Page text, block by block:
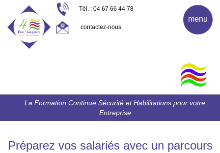
Tél. : 04 67 66 44 78
contactez-nous
La Formation Continue Sécurité et Habilitations pour votre
Entreprise
menu
Préparez vos salariés avec un parcours